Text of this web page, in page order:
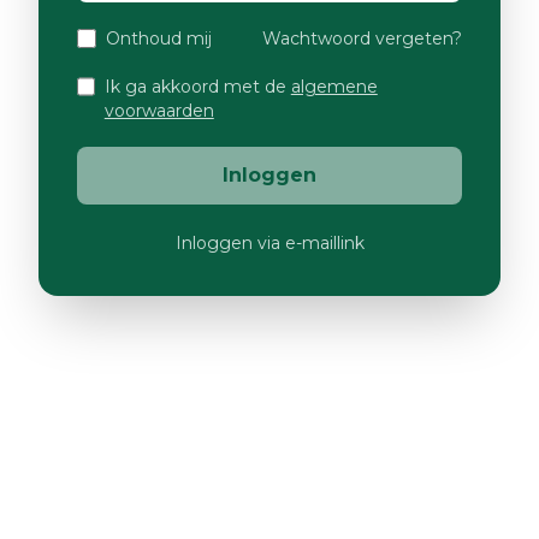
Onthoud mij Wachtwoord vergeten?
Ik ga akkoord met de algemene
voorwaarden
Inloggen
Inloggen via e-maillink